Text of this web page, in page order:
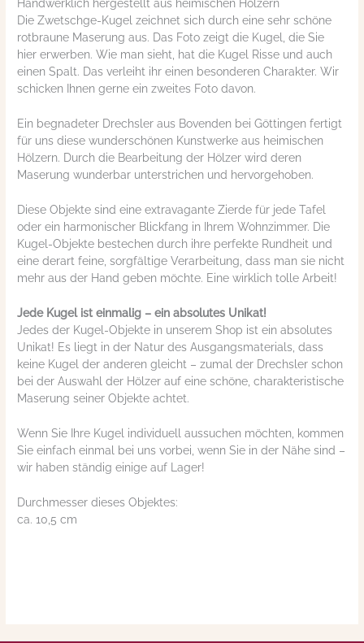
Handwerklich hergestellt aus heimischen Hölzern
Die Zwetschge-Kugel zeichnet sich durch eine sehr schöne
rotbraune Maserung aus. Das Foto zeigt die Kugel, die Sie
hier erwerben. Wie man sieht, hat die Kugel Risse und auch
einen Spalt. Das verleiht ihr einen besonderen Charakter. Wir
schicken Ihnen gerne ein zweites Foto davon.
Ein begnadeter Drechsler aus Bovenden bei Göttingen fertigt
für uns diese wunderschönen Kunstwerke aus heimischen
Hölzern. Durch die Bearbeitung der Hölzer wird deren
Maserung wunderbar unterstrichen und hervorgehoben.
Diese Objekte sind eine extravagante Zierde für jede Tafel
oder ein harmonischer Blickfang in Ihrem Wohnzimmer. Die
Kugel-Objekte bestechen durch ihre perfekte Rundheit und
eine derart feine, sorgfältige Verarbeitung, dass man sie nicht
mehr aus der Hand geben möchte. Eine wirklich tolle Arbeit!
Jede Kugel ist einmalig – ein absolutes Unikat!
Jedes der Kugel-Objekte in unserem Shop ist ein absolutes
Unikat! Es liegt in der Natur des Ausgangsmaterials, dass
keine Kugel der anderen gleicht – zumal der Drechsler schon
bei der Auswahl der Hölzer auf eine schöne, charakteristische
Maserung seiner Objekte achtet.
Wenn Sie Ihre Kugel individuell aussuchen möchten, kommen
Sie einfach einmal bei uns vorbei, wenn Sie in der Nähe sind –
wir haben ständig einige auf Lager!
Durchmesser dieses Objektes:
ca. 10,5 cm